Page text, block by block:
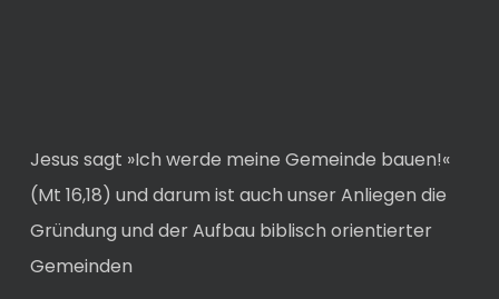
Jesus sagt »Ich werde meine Gemeinde bauen!«
(Mt 16,18) und darum ist auch unser Anliegen die
Gründung und der Aufbau biblisch orientierter
Gemeinden